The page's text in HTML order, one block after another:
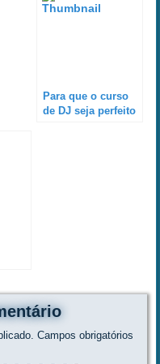
Para que o curso
de DJ seja perfeito
Campos obrigatórios